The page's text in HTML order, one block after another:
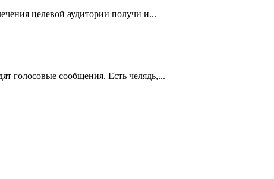
целевой аудитории получи и...
голосовые сообщения. Есть челядь,...